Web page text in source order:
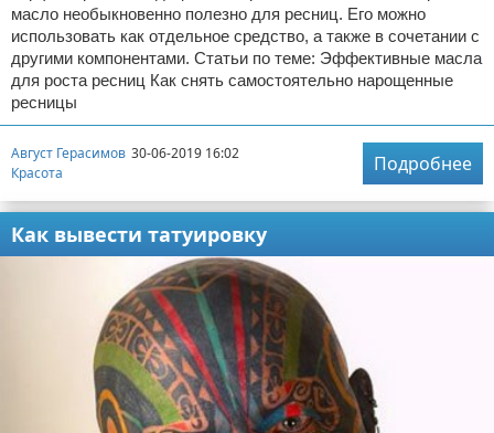
масло необыкновенно полезно для ресниц. Его можно
использовать как отдельное средство, а также в сочетании с
другими компонентами. Статьи по теме: Эффективные масла
для роста ресниц Как снять самостоятельно нарощенные
ресницы
Август Герасимов 30-06-2019 16:02
Красота
Подробнее
Как вывести татуировку